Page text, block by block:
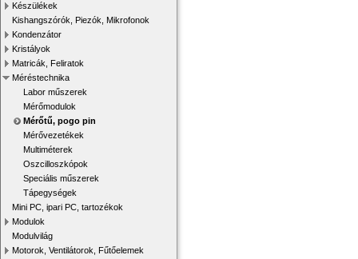
Készülékek
Kishangszórók, Piezók, Mikrofonok
Kondenzátor
Kristályok
Matricák, Feliratok
Méréstechnika
Labor műszerek
Mérőmodulok
Mérőtű, pogo pin
Mérővezetékek
Multiméterek
Oszcilloszkópok
Speciális műszerek
Tápegységek
Mini PC, ipari PC, tartozékok
Modulok
Modulvilág
Motorok, Ventilátorok, Fűtőelemek